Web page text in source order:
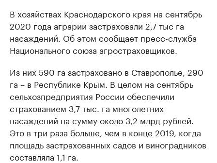
В хозяйствах Краснодарского края на сентябрь
2020 года аграрии застраховали 2,7 тыс га
насаждений. Об этом сообщает пресс-служба
Национального союза агростраховщиков.
Из них 590 га застраховано в Ставрополье, 290
га – в Республике Крым. В целом на сентябрь
сельхозпредприятия России обеспечили
страхованием 3,7 тыс. га многолетних
насаждений на сумму около 3,2 млрд рублей.
Это в три раза больше, чем в конце 2019, когда
площадь застрахованных садов и виноградников
составляла 1,1 га.